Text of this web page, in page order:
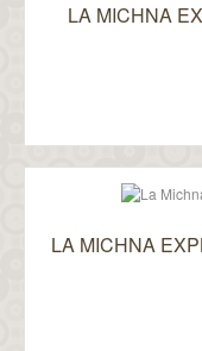
LA MICHNA
LA MICHNA